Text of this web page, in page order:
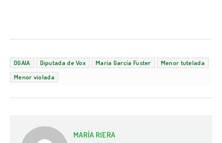
DGAIA Diputada de Vox María García Fuster
Menor tutelada
Menor violada
MARÍA RIERA